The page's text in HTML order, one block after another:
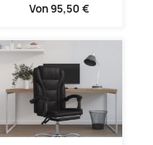
Von95,50 €